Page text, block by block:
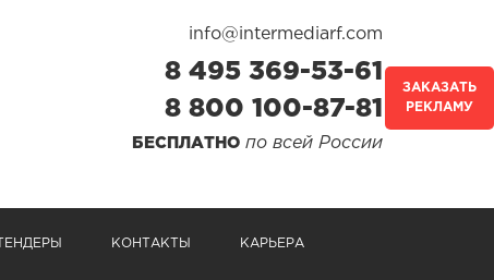
info@intermediarf.com
8 495 369-53-61
8 800 100-87-81
БЕСПЛАТНО по всей России
ТЕНДЕРЫ КОНТАКТЫ КАРЬЕРА
ЗАКАЗАТЬ
РЕКЛАМУ